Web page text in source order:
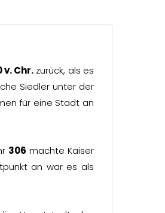
v. Chr. zurück, als es
Siedler unter der
für eine Stadt an
306 machte Kaiser
an war es als